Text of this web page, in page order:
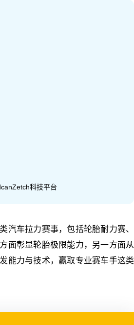
科技平台
汽车拉力赛事，包括轮胎耐力赛、
面彰显轮胎极限能力，另一方面从
能力与技术，赢取专业赛车手这类